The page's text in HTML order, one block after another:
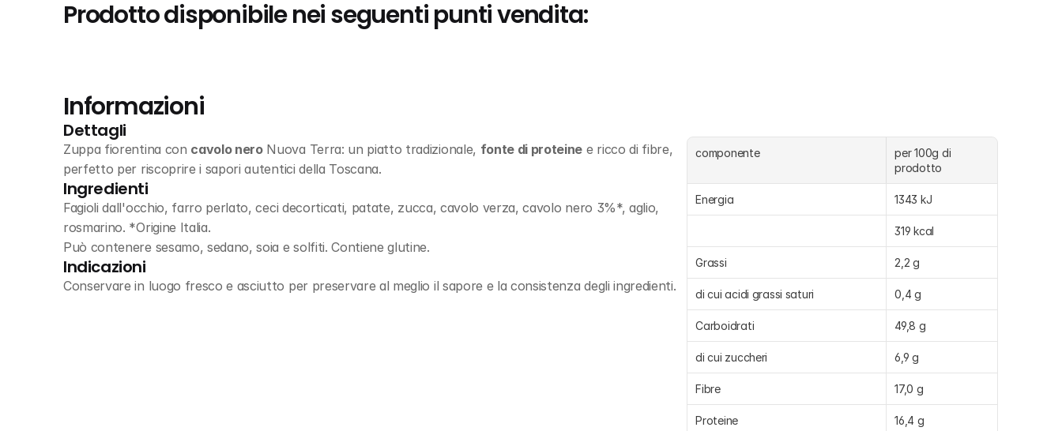
Prodotto disponibile nei seguenti punti vendita:
Informazioni
Dettagli
Zuppa fiorentina con cavolo nero Nuova Terra: un piatto tradizionale, fonte di proteine e ricco di fibre,
perfetto per riscoprire i sapori autentici della Toscana.
Ingredienti
Fagioli dall'occhio, farro perlato, ceci decorticati, patate, zucca, cavolo verza, cavolo nero 3%*, aglio,
rosmarino. *Origine Italia.
Può contenere sesamo, sedano, soia e solfiti. Contiene glutine.
Indicazioni
Conservare in luogo fresco e asciutto per preservare al meglio il sapore e la consistenza degli ingredienti.
componente
per 100g di
prodotto
Energia 1343 kJ
319 kcal
Grassi 2,2 g
di cui acidi grassi saturi 0,4 g
Carboidrati 49,8 g
di cui zuccheri 6,9 g
Fibre 17,0 g
Proteine 16,4 g